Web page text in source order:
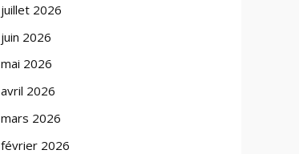
juillet 2026
juin 2026
mai 2026
avril 2026
mars 2026
février 2026